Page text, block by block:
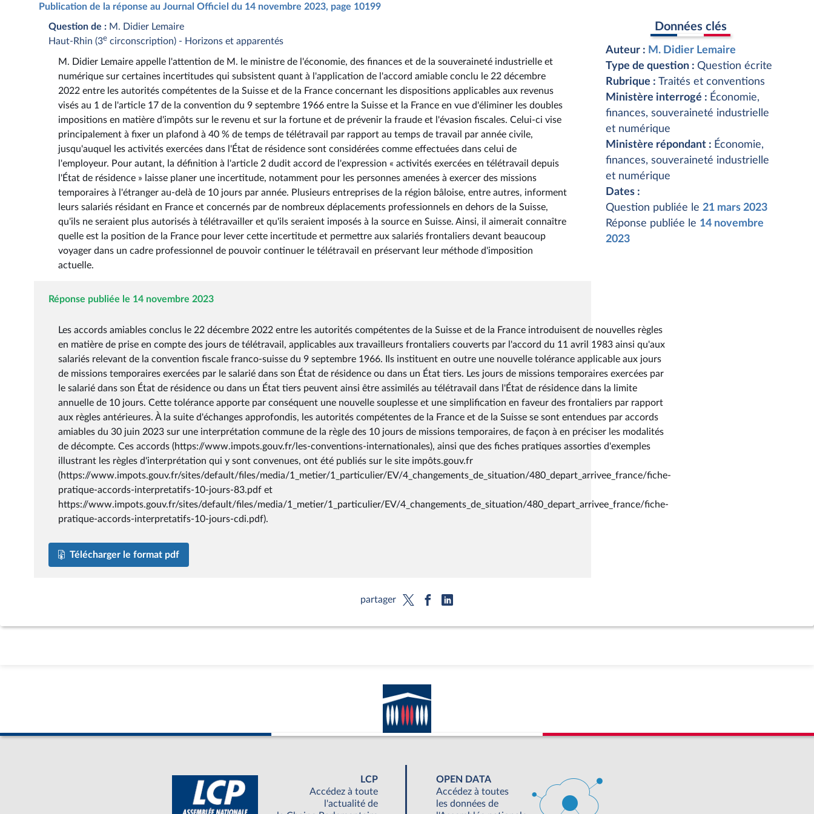
Publication de la réponse au Journal Officiel du 14 novembre 2023, page 10199
Question de : M. Didier Lemaire
Haut-Rhin (3e circonscription) - Horizons et apparentés
M. Didier Lemaire appelle l'attention de M. le ministre de l'économie, des finances et de la souveraineté industrielle et
numérique sur certaines incertitudes qui subsistent quant à l'application de l'accord amiable conclu le 22 décembre
2022 entre les autorités compétentes de la Suisse et de la France concernant les dispositions applicables aux revenus
visés au 1 de l'article 17 de la convention du 9 septembre 1966 entre la Suisse et la France en vue d'éliminer les doubles
impositions en matière d'impôts sur le revenu et sur la fortune et de prévenir la fraude et l'évasion fiscales. Celui-ci vise
principalement à fixer un plafond à 40 % de temps de télétravail par rapport au temps de travail par année civile,
jusqu'auquel les activités exercées dans l'État de résidence sont considérées comme effectuées dans celui de
l'employeur. Pour autant, la définition à l'article 2 dudit accord de l'expression « activités exercées en télétravail depuis
l'État de résidence » laisse planer une incertitude, notamment pour les personnes amenées à exercer des missions
temporaires à l'étranger au-delà de 10 jours par année. Plusieurs entreprises de la région bâloise, entre autres, informent
leurs salariés résidant en France et concernés par de nombreux déplacements professionnels en dehors de la Suisse,
qu'ils ne seraient plus autorisés à télétravailler et qu'ils seraient imposés à la source en Suisse. Ainsi, il aimerait connaître
quelle est la position de la France pour lever cette incertitude et permettre aux salariés frontaliers devant beaucoup
voyager dans un cadre professionnel de pouvoir continuer le télétravail en préservant leur méthode d'imposition
actuelle.
Réponse publiée le 14 novembre 2023
Les accords amiables conclus le 22 décembre 2022 entre les autorités compétentes de la Suisse et de la France introduisent de nouvelles règles
en matière de prise en compte des jours de télétravail, applicables aux travailleurs frontaliers couverts par l'accord du 11 avril 1983 ainsi qu'aux
salariés relevant de la convention fiscale franco-suisse du 9 septembre 1966. Ils instituent en outre une nouvelle tolérance applicable aux jours
de missions temporaires exercées par le salarié dans son État de résidence ou dans un État tiers. Les jours de missions temporaires exercées par
le salarié dans son État de résidence ou dans un État tiers peuvent ainsi être assimilés au télétravail dans l'État de résidence dans la limite
annuelle de 10 jours. Cette tolérance apporte par conséquent une nouvelle souplesse et une simplification en faveur des frontaliers par rapport
aux règles antérieures. À la suite d'échanges approfondis, les autorités compétentes de la France et de la Suisse se sont entendues par accords
amiables du 30 juin 2023 sur une interprétation commune de la règle des 10 jours de missions temporaires, de façon à en préciser les modalités
de décompte. Ces accords (https://www.impots.gouv.fr/les-conventions-internationales), ainsi que des fiches pratiques assorties d'exemples
illustrant les règles d'interprétation qui y sont convenues, ont été publiés sur le site impôts.gouv.fr
(https://www.impots.gouv.fr/sites/default/files/media/1_metier/1_particulier/EV/4_changements_de_situation/480_depart_arrivee_france/fiche-
pratique-accords-interpretatifs-10-jours-83.pdf et
https://www.impots.gouv.fr/sites/default/files/media/1_metier/1_particulier/EV/4_changements_de_situation/480_depart_arrivee_france/fiche-
pratique-accords-interpretatifs-10-jours-cdi.pdf).
Télécharger le format pdf
Données clés
Auteur : M. Didier Lemaire
Type de question : Question écrite
Rubrique : Traités et conventions
Ministère interrogé : Économie,
finances, souveraineté industrielle
et numérique
Ministère répondant : Économie,
finances, souveraineté industrielle
et numérique
Dates :
Question publiée le 21 mars 2023
Réponse publiée le 14 novembre
2023
partager
LCP
Accédez à toute
l'actualité de
OPEN DATA
Accédez à toutes
les données de